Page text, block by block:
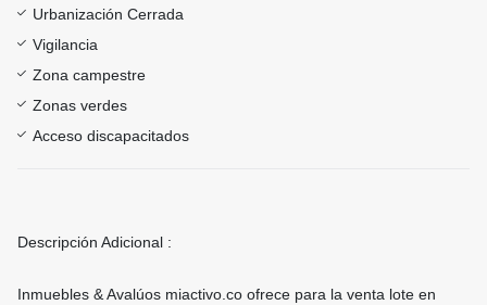
Urbanización Cerrada
Vigilancia
Zona campestre
Zonas verdes
Acceso discapacitados
Descripción Adicional :
Inmuebles & Avalúos miactivo.co ofrece para la venta lote en